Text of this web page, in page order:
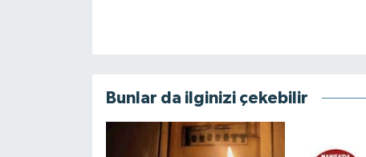
Bunlar da ilginizi çekebilir